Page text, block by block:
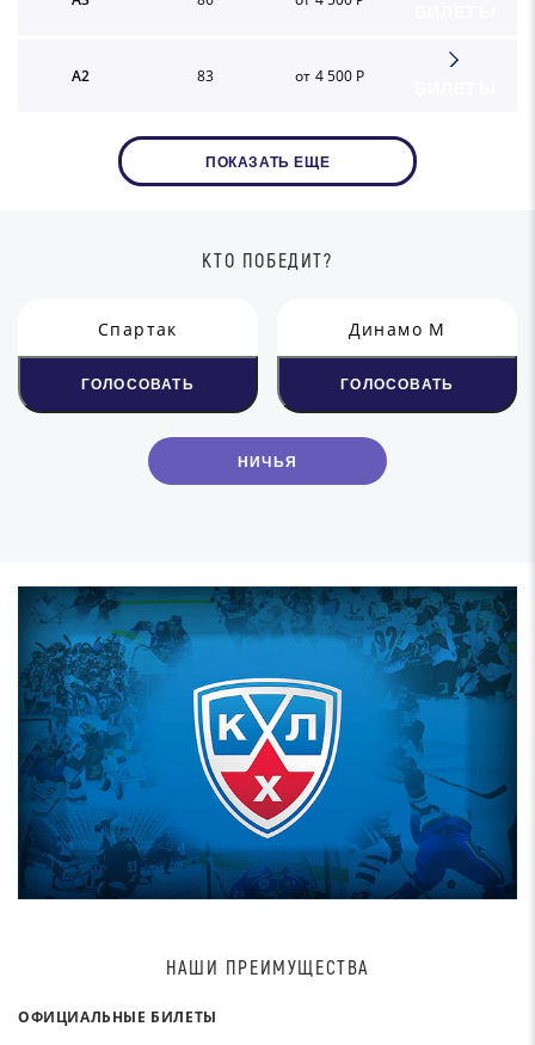
A2 83 от 4 500 Р
ПОКАЗАТЬ ЕЩЕ
КТО ПОБЕДИТ?
Спартак
ГОЛОСОВАТЬ
НИЧЬЯ
Динамо М
ГОЛОСОВАТЬ
НАШИ ПРЕИМУЩЕСТВА
ОФИЦИАЛЬНЫЕ БИЛЕТЫ